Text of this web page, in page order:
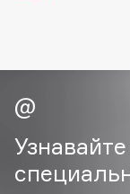
Cadence
Capelli Dorati
Carbon Theory
Carmex